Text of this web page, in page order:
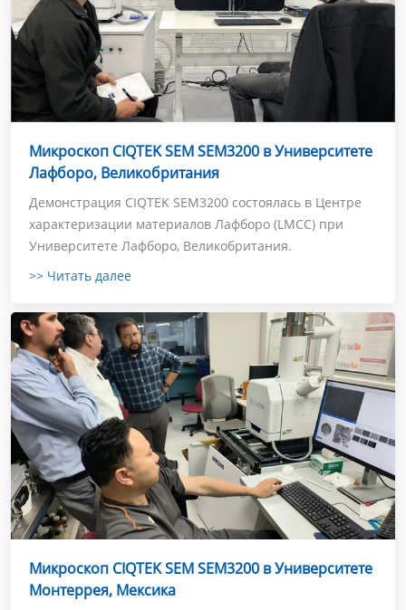
Микроскоп CIQTEK SEM SEM3200 в Университете
Лафборо, Великобритания
Демонстрация CIQTEK SEM3200 состоялась в Центре
характеризации материалов Лафборо (LMCC) при
Университете Лафборо, Великобритания.
>> Читать далее
Микроскоп CIQTEK SEM SEM3200 в Университете
Монтеррея, Мексика